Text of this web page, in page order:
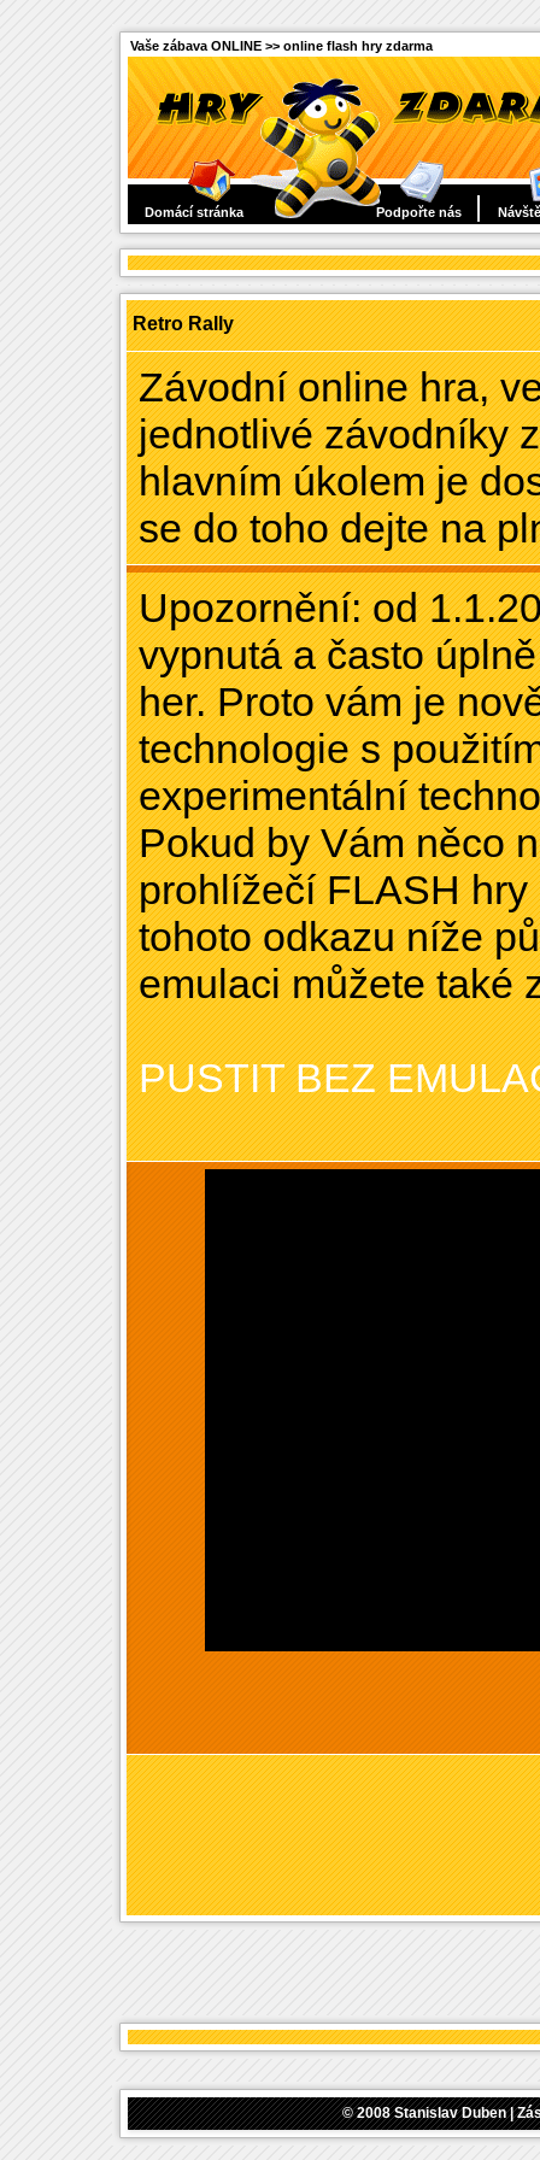
Vaše zábava ONLINE >> online flash hry zdarma
Domácí stránka Podpořte nás
Retro Rally
Závodní online hra,
jednotlivé závodníky
hlavním úkolem je
se do toho dejte na
Upozornění: od
vypnutá a často
her. Proto vám je
technologie s
experimentální
Pokud by Vám něco
prohlížečí FLASH
tohoto odkazu níže
emulaci můžete také
PUSTIT BEZ
© 2008Stanislav Duben|